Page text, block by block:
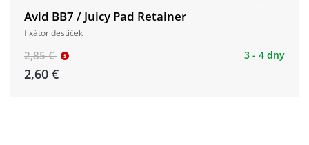
Avid BB7 / Juicy Pad Retainer
fixátor destiček
2,85 €
2,60 €
3 - 4 dny